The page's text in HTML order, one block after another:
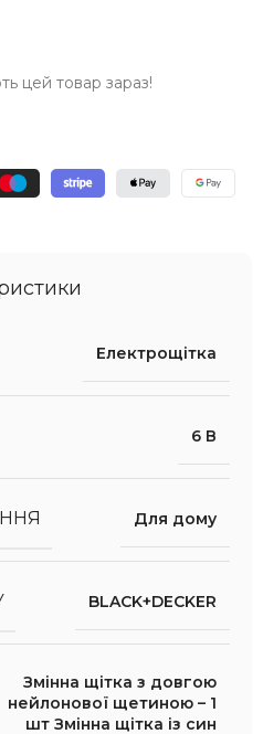
цей товар зараз!
Електрощітка
6 В
Для дому
BLACK+DECKER
Змінна щітка з довгою
нейлонової щетиною – 1
шт Змінна щітка із син